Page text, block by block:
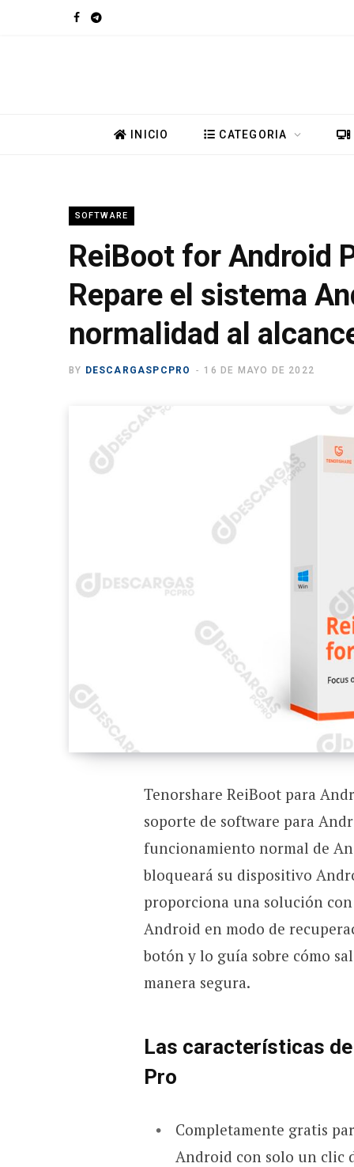
F
o
k
T
a
m
INICIO CATEGORIA
SOFTWARE
ReiBoot for Android
Repare el sistema
normalidad al
BY DESCARGASPCPRO 16 DE MAYO DE 2022
Tenorshare ReiBoot para
soporte de software para
funcionamiento normal de
bloqueará su dispositivo
proporciona una solución
Android en modo de
botón y lo guía sobre cómo
manera segura.
Las características
Pro
Completamente gratis
Android con solo un clic